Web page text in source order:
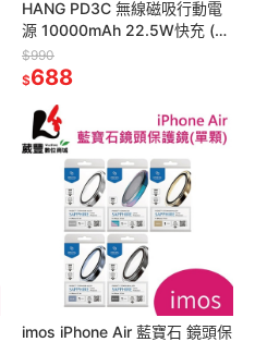
HANG PD3C 無線磁吸行動電
源 10000mAh 22.5W快充 (自
帶Typec線/Lightning線)
$990
$688
imos iPhone Air 藍寶石 鏡頭保